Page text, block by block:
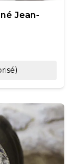
Jean-